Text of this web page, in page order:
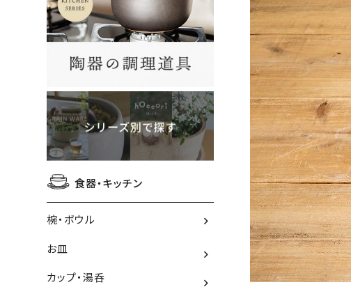
食器・キッチン
椀・ボウル
お皿
カップ・湯呑